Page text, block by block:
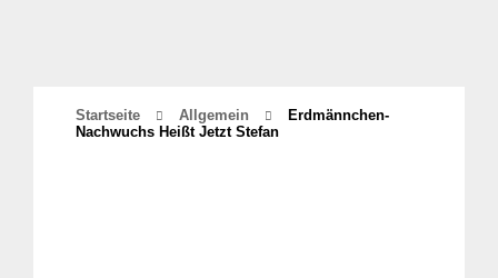
Startseite Allgemein
Erdmännchen-
Nachwuchs Heißt Jetzt Stefan